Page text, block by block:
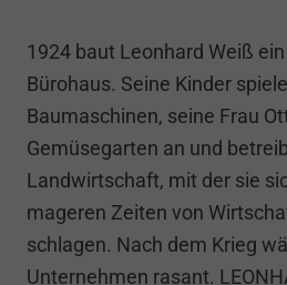
1924 baut Leonhard Weiß ein
Bürohaus. Seine Kinder
Baumaschinen, seine Frau
Gemüsegarten an und
Landwirtschaft, mit der sie
mageren Zeiten von
schlagen. Nach dem Krieg
Unternehmen rasant.